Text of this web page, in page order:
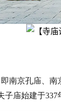
南京孔庙、
子庙始建于337